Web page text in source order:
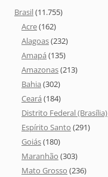
Brasil(11.755)
Acre(162)
Alagoas(232)
Amapá (135)
Amazonas(213)
Bahia (302)
Ceará (184)
Distrito Federal (Brasília)
Espírito Santo (291)
Goiás(180)
Maranhão (303)
Mato Grosso (236)